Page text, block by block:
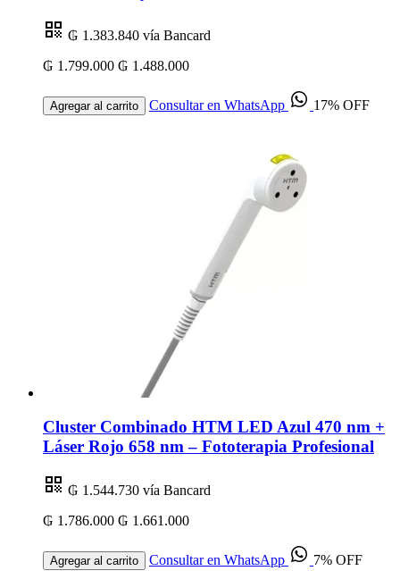
₲ 1.383.840 vía Bancard
₲ 1.799.000 ₲ 1.488.000
Agregar al carrito Consultar en WhatsApp 17% OFF
Cluster Combinado HTM LED Azul 470 nm +
Láser Rojo 658 nm – Fototerapia Profesional
₲ 1.544.730 vía Bancard
₲ 1.786.000 ₲ 1.661.000
Agregar al carrito Consultar en WhatsApp 7% OFF